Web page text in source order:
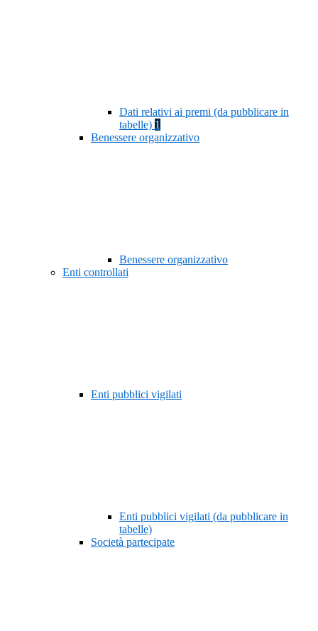
Dati relativi ai premi (da pubblicare in
tabelle) 1
Benessere organizzativo
Benessere organizzativo
Enti controllati
Enti pubblici vigilati
Enti pubblici vigilati (da pubblicare in
tabelle)
Società partecipate